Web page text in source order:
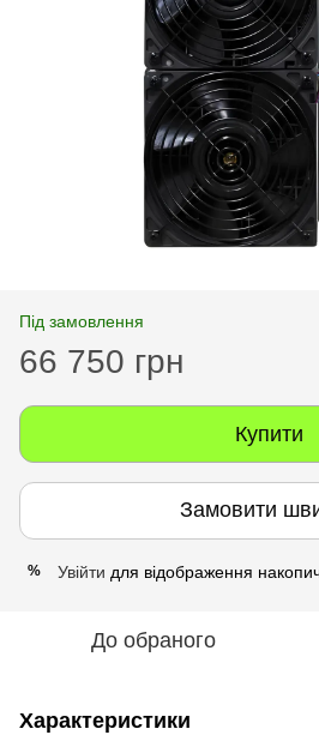
Під замовлення
66 750 грн
Купити
Замовити
% Увійти для відображення
До обраного
Характеристики